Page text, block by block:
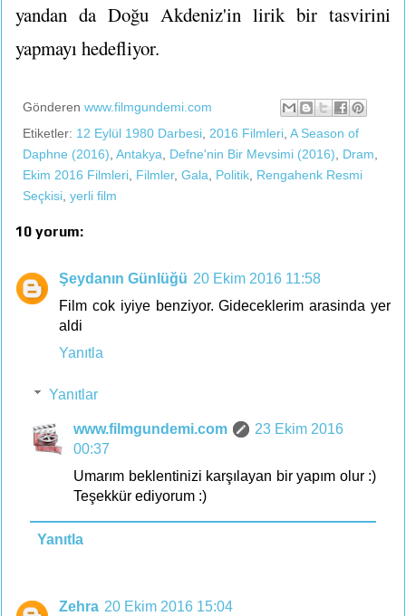
yandan da Doğu Akdeniz'in lirik bir tasvirini
yapmayı hedefliyor.
Gönderen www.filmgundemi.com
Etiketler: 12 Eylül 1980 Darbesi 2016 Filmleri A Season of
Daphne (2016) Antakya Defne'nin Bir Mevsimi (2016) Dram
Ekim 2016 Filmleri Filmler, Gala Politik Rengahenk Resmi
Seçkisi yerli film
10 yorum:
Şeydanın Günlüğü 20 Ekim 2016 11:58
Film cok iyiye benziyor. Gideceklerim arasinda yer
aldi
Yanıtla
Yanıtlar
www.filmgundemi.com
23 Ekim 2016
00:37
Umarım beklentinizi karşılayan bir yapım olur :)
Teşekkür ediyorum :)
Yanıtla
Zehra 20 Ekim 2016 15:04